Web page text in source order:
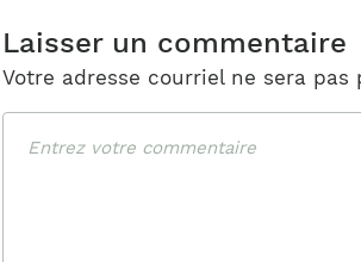
Laisser un commentaire
Votre adresse courriel ne sera pas